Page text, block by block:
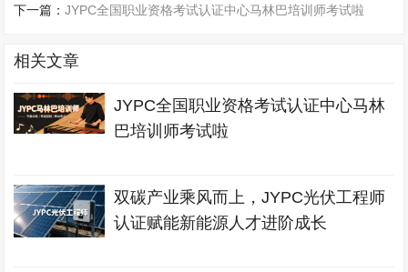
下一篇：JYPC全国职业资格考试认证中心马林巴培训师考试啦
相关文章
JYPC全国职业资格考试认证中心马林
巴培训师考试啦
双碳产业乘风而上，JYPC光伏工程师
认证赋能新能源人才进阶成长